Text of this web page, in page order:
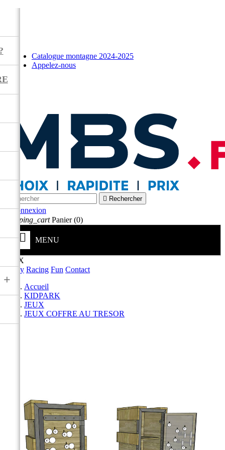
Catalogue montagne 2024-2025
Appelez-nous
 Rechercher
 Connexion
shopping_cart Panier (0)
MENU
+
JEUX
Safety Racing Fun Contact
Accueil
KIDPARK
JEUX
JEUX COFFRE AU TRESOR